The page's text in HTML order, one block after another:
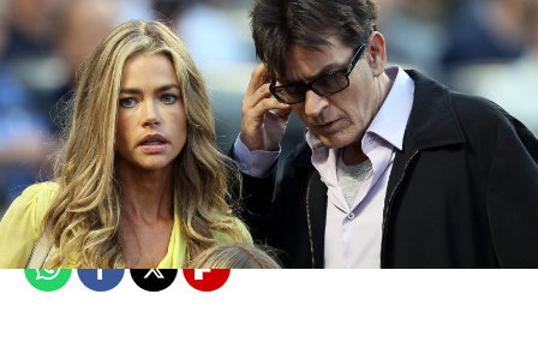
Daniel Gómez
Madrid
Publicado:20 de junio de 2022, 18:44
WhatsappFacebook
X Flipboard